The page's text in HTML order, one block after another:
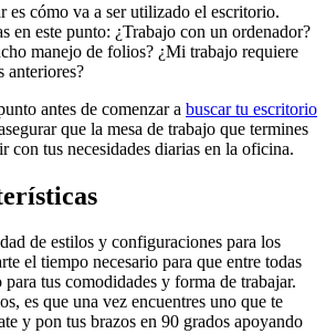
es cómo va a ser utilizado el escritorio.
en este punto: ¿Trabajo con un ordenador?
manejo de folios? ¿Mi trabajo requiere
anteriores?
antes de comenzar a buscar tu escritorio
que la mesa de trabajo que termines
con tus necesidades diarias en la oficina.
de estilos y configuraciones para los
el tiempo necesario para que entre todas
para tus comodidades y forma de trabajar.
es que una vez encuentres uno que te
y pon tus brazos en 90 grados apoyando